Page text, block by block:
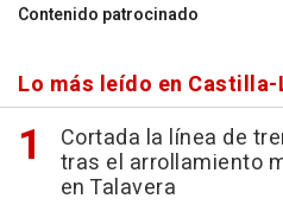
Contenido patrocinado
Lo más leído en Castilla-
Cortada la línea de
tras el arrollamiento
en Talavera